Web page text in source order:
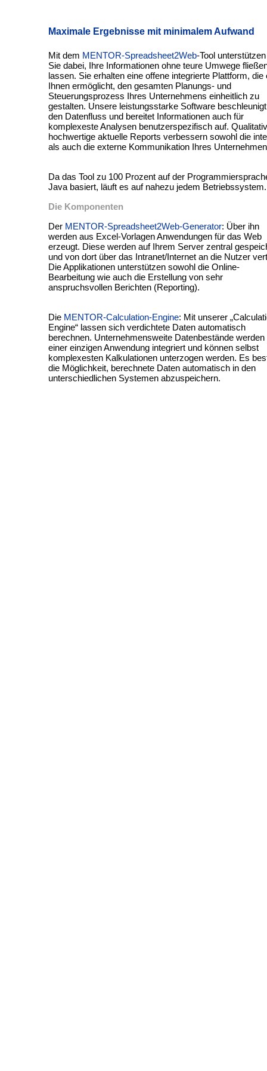
Maximale Ergebnisse mit minimalem Aufwand
Mit dem MENTOR-Spreadsheet2Web-Tool
Sie dabei, Ihre Informationen ohne teure Umwege
lassen. Sie erhalten eine offene integrierte Plattform, die
Ihnen ermöglicht, den gesamten Planungs- und
Steuerungsprozess Ihres Unternehmens einheitlich zu
gestalten. Unsere leistungsstarke Software beschleunigt
den Datenfluss und bereitet Informationen auch für
komplexeste Analysen benutzerspezifisch auf. Qualitativ
hochwertige aktuelle Reports verbessern sowohl die
als auch die externe Kommunikation Ihres
Da das Tool zu 100 Prozent auf der
Java basiert, läuft es auf nahezu jedem Betriebssystem.
Die Komponenten
Der MENTOR-Spreadsheet2Web-Generator: Über ihn
werden aus Excel-Vorlagen Anwendungen für das Web
erzeugt. Diese werden auf Ihrem Server zentral
und von dort über das Intranet/Internet an die Nutzer
Die Applikationen unterstützen sowohl die Online-
Bearbeitung wie auch die Erstellung von sehr
anspruchsvollen Berichten (Reporting).
Die MENTOR-Calculation-Engine: Mit unserer
Engine“ lassen sich verdichtete Daten automatisch
berechnen. Unternehmensweite Datenbestände werden
einer einzigen Anwendung integriert und können selbst
komplexesten Kalkulationen unterzogen werden. Es
die Möglichkeit, berechnete Daten automatisch in den
unterschiedlichen Systemen abzuspeichern.